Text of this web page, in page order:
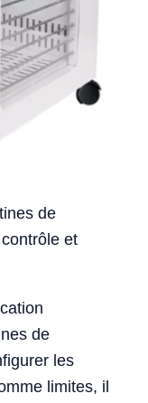
de
et
de
les
limites, il